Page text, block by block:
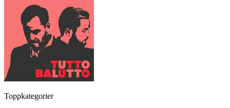
Toppkategorier